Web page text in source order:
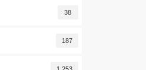
38
187
1,253